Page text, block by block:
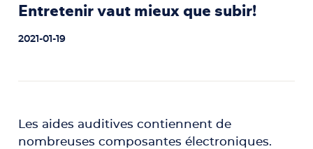
Entretenir vaut mieux que subir!
2021-01-19
Les aides auditives contiennent de
nombreuses composantes électroniques.